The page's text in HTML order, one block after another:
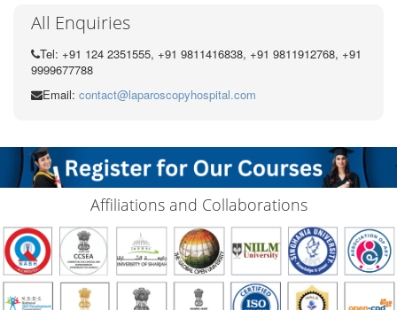
All Enquiries
Tel: +91 124 2351555, +91 9811416838, +91 9811912768, +91
9999677788
Email: contact@laparoscopyhospital.com
Affiliations and Collaborations